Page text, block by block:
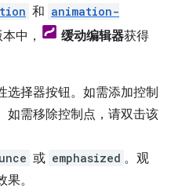
和 animation-
中， 缓动编辑器获得
选择器按钮。如需添加控制
如需移除控制点，请双击该
或 emphasized 。观
。